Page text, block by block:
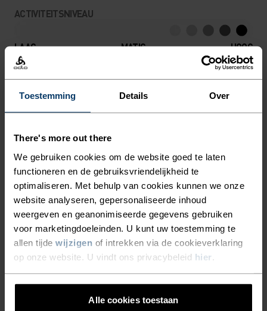
Toestemming Details Over
There's more out there
We gebruiken cookies om de website goed te laten
functioneren en de gebruiksvriendelijkheid te
optimaliseren. Met behulp van cookies kunnen we onze
website analyseren, gepersonaliseerde inhoud
weergeven en geanonimiseerde gegevens gebruiken
voor marketingdoeleinden. U kunt uw toestemming te
allen tijde wijzigen of intrekken via de cookieverklaring
op onze website. U vindt ons privacybeleid hier
Alle cookies toestaan
ACTIVITEITSNIVEAU
LAAG MATIG HOOG
SOORT ACTIVITEIT
Fietsen - Hardlopen
MATERIAAL
POLYAMIDE EN POLYPROPYLEEN MIX
Dit materiaal combineert de zachte en elastische textuur
van polyamide met de verkoelende eigenschapen van
polypropyleen. Je vindt het voornamelijk in producten voor
zeer intensieve activiteiten of warme omgevingen. Het is
bovendien erg stevig.
TEMPERATUUR CONTROLE SYSTEEM